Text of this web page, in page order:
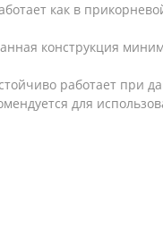
как в
конструкция
работает при
для